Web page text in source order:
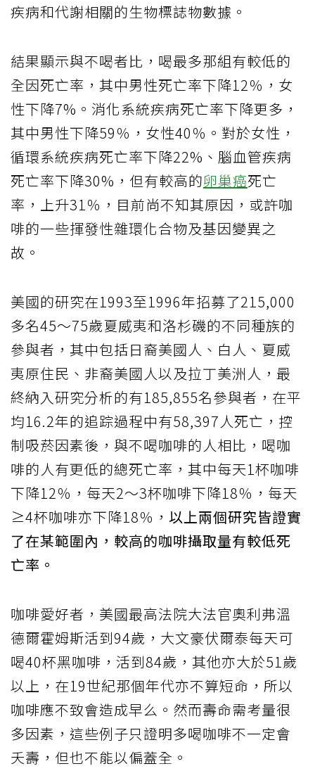
疾病和代謝相關的生物標誌物數據。
結果顯示與不喝者比，喝最多那組有較低的
全因死亡率，其中男性死亡率下降12％，女
性下降7%。消化系統疾病死亡率下降更多，
其中男性下降59％，女性40％。對於女性，
循環系統疾病死亡率下降22%、腦血管疾病
死亡率下降30%，但有較高的卵巢癌死亡
率，上升31％，目前尚不知其原因，或許咖
啡的一些揮發性雜環化合物及基因變異之
故。
美國的研究在1993至1996年招募了215,000
多名45～75歲夏威夷和洛杉磯的不同種族的
參與者，其中包括日裔美國人、白人、夏威
夷原住民、非裔美國人以及拉丁美洲人，最
終納入研究分析的有185,855名參與者，在平
均16.2年的追踪過程中有58,397人死亡，控
制吸菸因素後，與不喝咖啡的人相比，喝咖
啡的人有更低的總死亡率，其中每天1杯咖啡
下降12％，每天2～3杯咖啡下降18％，每天
≥4杯咖啡亦下降18％， 以上兩個研究皆證實
了在某範圍內，較高的咖啡攝取量有較低死
亡率。
咖啡愛好者，美國最高法院大法官奧利弗溫
德爾霍姆斯活到94歲，大文豪伏爾泰每天可
喝40杯黑咖啡，活到84歲，其他亦大於51歲
以上，在19世紀那個年代亦不算短命，所以
咖啡應不致會造成早么。然而壽命需考量很
多因素，這些例子只證明多喝咖啡不一定會
夭壽，但也不能以偏蓋全。